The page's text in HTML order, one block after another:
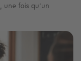
une fois qu'un